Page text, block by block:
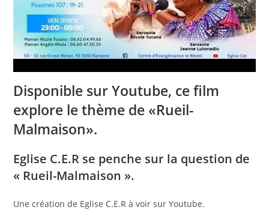
Disponible sur Youtube, ce film
explore le thème de «Rueil-
Malmaison».
Eglise C.E.R se penche sur la question de
« Rueil-Malmaison ».
Une création de Eglise C.E.R à voir sur Youtube.